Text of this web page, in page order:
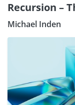
Recursion –
Michael Inden